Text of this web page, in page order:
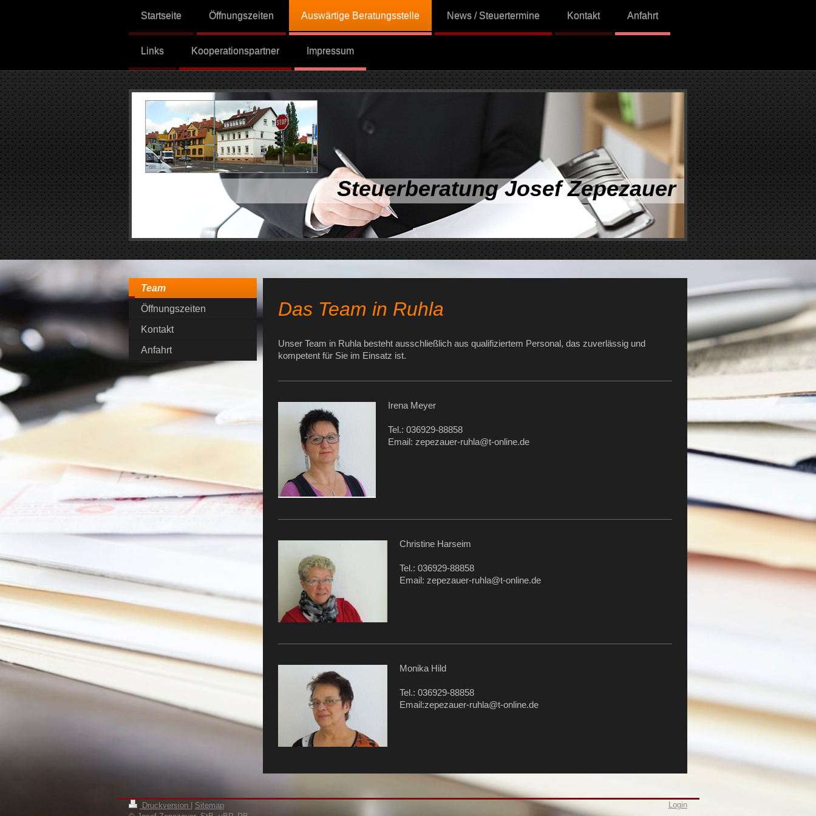
Startseite Öffnungszeiten Auswärtige Beratungsstelle News / Steuertermine Kontakt Anfahrt
Links Kooperationspartner Impressum
Steuerberatung Josef Zepezauer
Team
Öffnungszeiten
Kontakt
Anfahrt
Das Team in Ruhla
Unser Team in Ruhla besteht ausschließlich aus qualifiziertem Personal, das zuverlässig und
kompetent für Sie im Einsatz ist.
Irena Meyer
Tel.: 036929-88858
Email: zepezauer-ruhla@t-online.de
Christine Harseim
Tel.: 036929-88858
Email: zepezauer-ruhla@t-online.de
Monika Hild
Tel.: 036929-88858
Email:zepezauer-ruhla@t-online.de
Druckversion
Sitemap
Login